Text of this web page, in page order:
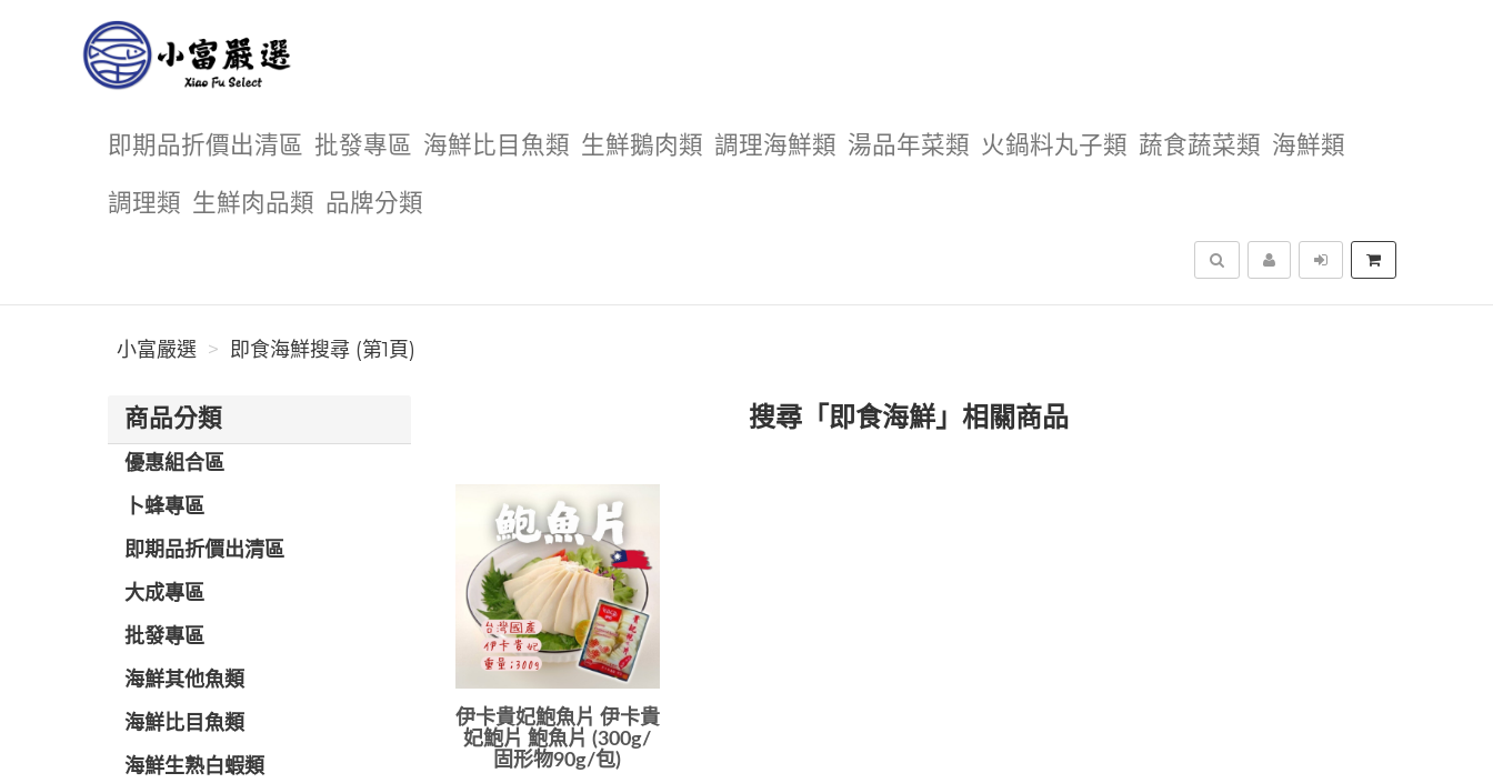
即期品折價出清區 批發專區 海鮮比目魚類 生鮮鵝肉類 調理海鮮類 湯品年菜類 火鍋料丸子類 蔬食蔬菜類 海鮮類
調理類 生鮮肉品類 品牌分類
搜尋
小富嚴選 即食海鮮搜尋 (第1頁)
商品分類
優惠組合區
卜蜂專區
即期品折價出清區
大成專區
批發專區
海鮮其他魚類
海鮮比目魚類
海鮮生熟白蝦類
搜尋「即食海鮮」相關商品
伊卡貴妃鮑魚片 伊卡貴
妃鮑片 鮑魚片 (300g/
固形物90g/包)